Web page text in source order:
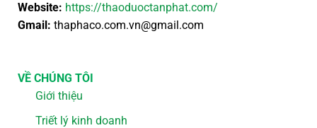
Website: https://thaoduoctanphat.com/
Gmail: thaphaco.com.vn@gmail.com
VỀ CHÚNG TÔI
Giới thiệu
Triết lý kinh doanh